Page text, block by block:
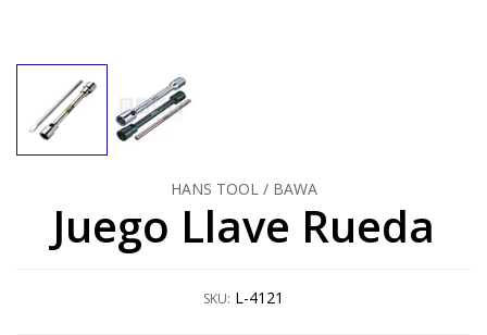
HANS TOOL / BAWA
Juego Llave Rueda
SKU: L-4121